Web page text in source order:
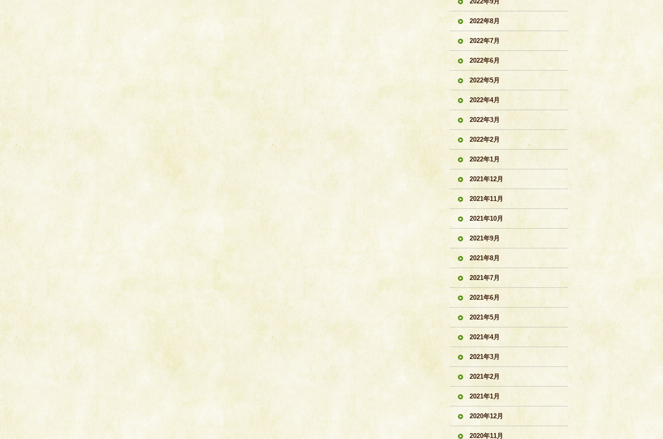
2022年8月
2022年7月
2022年6月
2022年5月
2022年4月
2022年3月
2022年2月
2022年1月
2021年12月
2021年11月
2021年10月
2021年9月
2021年8月
2021年7月
2021年6月
2021年5月
2021年4月
2021年3月
2021年2月
2021年1月
2020年12月
2020年11月